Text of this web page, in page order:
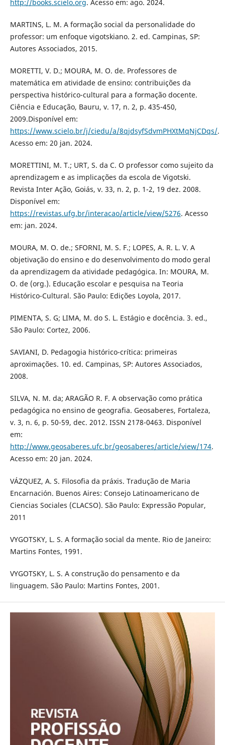
http://books.scielo.org. Acesso em: ago. 2024.
MARTINS, L. M. A formação social da personalidade do
professor: um enfoque vigotskiano. 2. ed. Campinas, SP:
Autores Associados, 2015.
MORETTI, V. D.; MOURA, M. O. de. Professores de
matemática em atividade de ensino: contribuições da
perspectiva histórico-cultural para a formação docente.
Ciência e Educação, Bauru, v. 17, n. 2, p. 435-450,
2009.Disponível em:
https://www.scielo.br/j/ciedu/a/8qjdsyfSdvmPHXtMqNjCDqs/.
Acesso em: 20 jan. 2024.
MORETTINI, M. T.; URT, S. da C. O professor como sujeito da
aprendizagem e as implicações da escola de Vigotski.
Revista Inter Ação, Goiás, v. 33, n. 2, p. 1-2, 19 dez. 2008.
Disponível em:
https://revistas.ufg.br/interacao/article/view/5276. Acesso
em: jan. 2024.
MOURA, M. O. de.; SFORNI, M. S. F.; LOPES, A. R. L. V. A
objetivação do ensino e do desenvolvimento do modo geral
da aprendizagem da atividade pedagógica. In: MOURA, M.
O. de (org.). Educação escolar e pesquisa na Teoria
Histórico-Cultural. São Paulo: Edições Loyola, 2017.
PIMENTA, S. G; LIMA, M. do S. L. Estágio e docência. 3. ed.,
São Paulo: Cortez, 2006.
SAVIANI, D. Pedagogia histórico-crítica: primeiras
aproximações. 10. ed. Campinas, SP: Autores Associados,
2008.
SILVA, N. M. da; ARAGÃO R. F. A observação como prática
pedagógica no ensino de geografia. Geosaberes, Fortaleza,
v. 3, n. 6, p. 50-59, dec. 2012. ISSN 2178-0463. Disponível
em:
http://www.geosaberes.ufc.br/geosaberes/article/view/174.
Acesso em: 20 jan. 2024.
VÁZQUEZ, A. S. Filosofia da práxis. Tradução de Maria
Encarnación. Buenos Aires: Consejo Latinoamericano de
Ciencias Sociales (CLACSO). São Paulo: Expressão Popular,
2011
VYGOTSKY, L. S. A formação social da mente. Rio de Janeiro:
Martins Fontes, 1991.
VYGOTSKY, L. S. A construção do pensamento e da
linguagem. São Paulo: Martins Fontes, 2001.